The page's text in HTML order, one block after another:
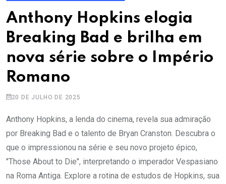
Anthony Hopkins elogia
Breaking Bad e brilha em
nova série sobre o Império
Romano
20 DE JULHO DE 2025
Anthony Hopkins, a lenda do cinema, revela sua admiração
por Breaking Bad e o talento de Bryan Cranston. Descubra o
que o impressionou na série e seu novo projeto épico,
"Those About to Die", interpretando o imperador Vespasiano
na Roma Antiga. Explore a rotina de estudos de Hopkins, sua